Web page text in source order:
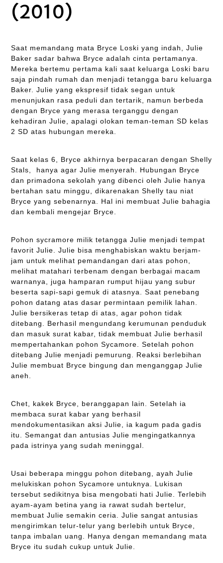
(2010)
Saat memandang mata Bryce Loski yang indah, Julie
Baker sadar bahwa Bryce adalah cinta pertamanya.
Mereka bertemu pertama kali saat keluarga Loski baru
saja pindah rumah dan menjadi tetangga baru keluarga
Baker. Julie yang ekspresif tidak segan untuk
menunjukan rasa peduli dan tertarik, namun berbeda
dengan Bryce yang merasa terganggu dengan
kehadiran Julie, apalagi olokan teman-teman SD kelas
2 SD atas hubungan mereka.
Saat kelas 6, Bryce akhirnya berpacaran dengan Shelly
Stals, hanya agar Julie menyerah. Hubungan Bryce
dan primadona sekolah yang dibenci oleh Julie hanya
bertahan satu minggu, dikarenakan Shelly tau niat
Bryce yang sebenarnya. Hal ini membuat Julie bahagia
dan kembali mengejar Bryce.
Pohon sycramore milik tetangga Julie menjadi tempat
favorit Julie. Julie bisa menghabiskan waktu berjam-
jam untuk melihat pemandangan dari atas pohon,
melihat matahari terbenam dengan berbagai macam
warnanya, juga hamparan rumput hijau yang subur
beserta sapi-sapi gemuk di atasnya. Saat penebang
pohon datang atas dasar permintaan pemilik lahan.
Julie bersikeras tetap di atas, agar pohon tidak
ditebang. Berhasil mengundang kerumunan penduduk
dan masuk surat kabar, tidak membuat Julie berhasil
mempertahankan pohon Sycamore. Setelah pohon
ditebang Julie menjadi pemurung. Reaksi berlebihan
Julie membuat Bryce bingung dan menganggap Julie
aneh.
Chet, kakek Bryce, beranggapan lain. Setelah ia
membaca surat kabar yang berhasil
mendokumentasikan aksi Julie, ia kagum pada gadis
itu. Semangat dan antusias Julie mengingatkannya
pada istrinya yang sudah meninggal.
Usai beberapa minggu pohon ditebang, ayah Julie
melukiskan pohon Sycamore untuknya. Lukisan
tersebut sedikitnya bisa mengobati hati Julie. Terlebih
ayam-ayam betina yang ia rawat sudah bertelur,
membuat Julie semakin ceria. Julie sangat antusias
mengirimkan telur-telur yang berlebih untuk Bryce,
tanpa imbalan uang. Hanya dengan memandang mata
Bryce itu sudah cukup untuk Julie.